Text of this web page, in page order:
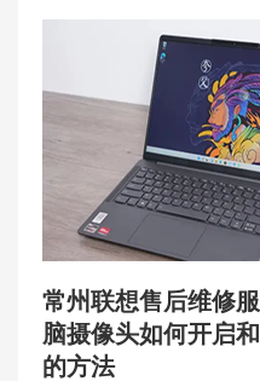
常州联想售后维修
脑摄像头如何开启
的方法